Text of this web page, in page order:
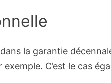
la garantie
C’est le cas